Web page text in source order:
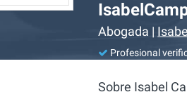
Abogada |
Profesional
Sobre Isabel